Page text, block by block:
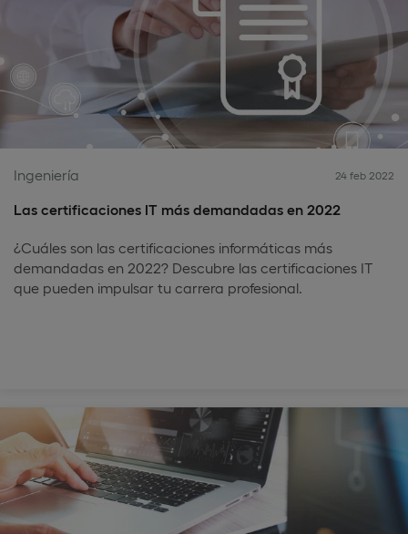
Ingeniería 24 feb 2022
Las certificaciones IT más demandadas en 2022
¿Cuáles son las certificaciones informáticas más
demandadas en 2022? Descubre las certificaciones IT
que pueden impulsar tu carrera profesional.